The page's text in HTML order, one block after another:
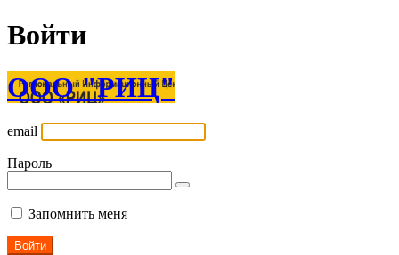
Войти
ООО "РИЦ"
email
Пароль
Запомнить меня